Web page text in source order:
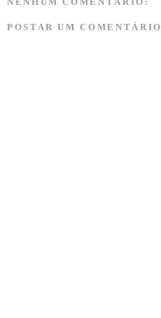
POSTAR UM COMENTÁRIO